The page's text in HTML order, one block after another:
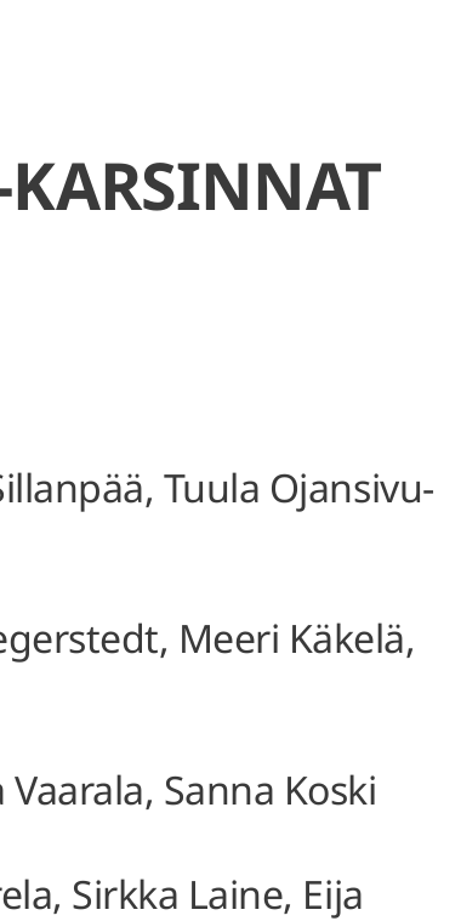
Tuula Ojansivu-
Meeri Käkelä,
Sanna Koski
Sirkka Laine, Eija